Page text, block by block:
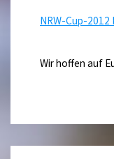
NRW-Cup-2012
Wir hoffen auf